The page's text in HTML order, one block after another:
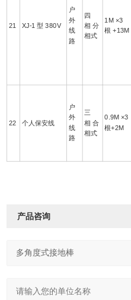
21 XJ-1 型 380V
户
外
线
路
四
相 分
相式
1M ×3
根 +13M
22 个人保安线
户
外
线
路
三
相 合
相式
0.9M ×3
根+2M
产品咨询